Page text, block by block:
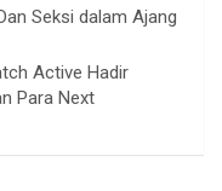
Seksi dalam Ajang
Active Hadir
Para Next